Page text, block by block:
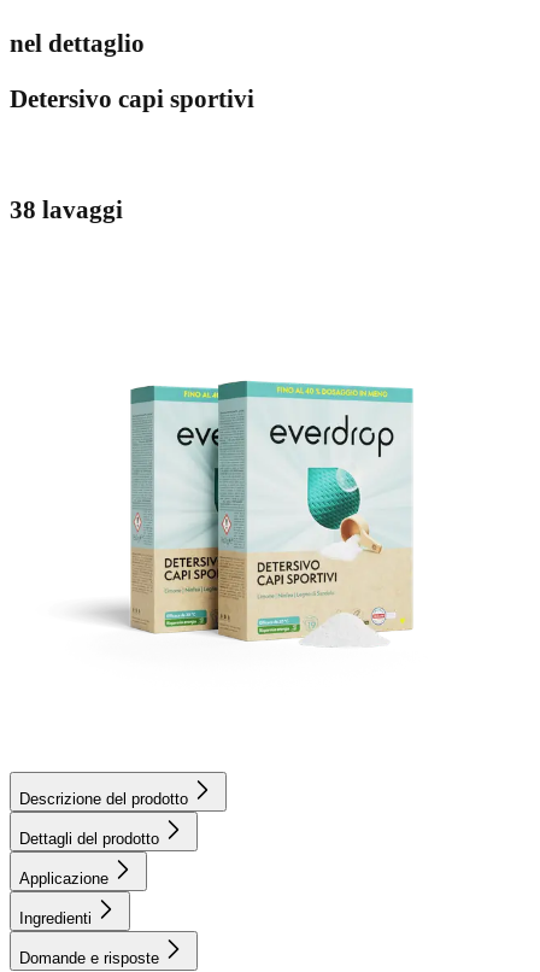
nel dettaglio
Detersivo capi sportivi
38 lavaggi
Descrizione del prodotto
Dettagli del prodotto
Applicazione
Ingredienti
Domande e risposte